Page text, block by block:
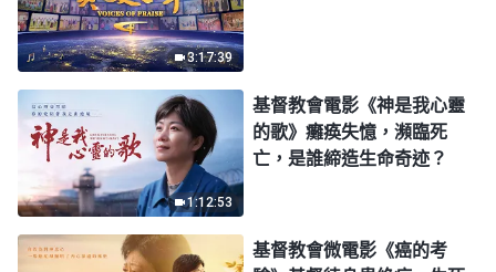
3:17:39
1:12:53
基督教會電影《神是我心靈
的歌》癱痪失憶，瀕臨死
亡，是誰締造生命奇迹？
基督教會微電影《癌的考